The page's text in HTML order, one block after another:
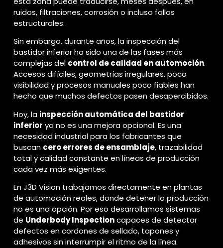
ruidos, filtraciones, corrosión o incluso fallos
estructurales.
Sin embargo, durante años, la inspección del
bastidor inferior ha sido una de las fases más
complejas del control de calidad en automoción.
Accesos difíciles, geometrías irregulares, poca
visibilidad y procesos manuales poco fiables han
hecho que muchos defectos pasen desapercibidos.
Hoy, la inspección automática del bastidor
inferior ya no es una mejora opcional. Es una
necesidad industrial para los fabricantes que
buscan cero errores de ensamblaje, trazabilidad
total y calidad constante en líneas de producción
cada vez más exigentes.
En J3D Vision trabajamos directamente en plantas
de automoción reales, donde detener la producción
no es una opción. Por eso desarrollamos sistemas
de Underbody Inspectioncapaces de detectar
defectos en cordones de sellado, tapones y
adhesivos sin interrumpir el ritmo de la línea.